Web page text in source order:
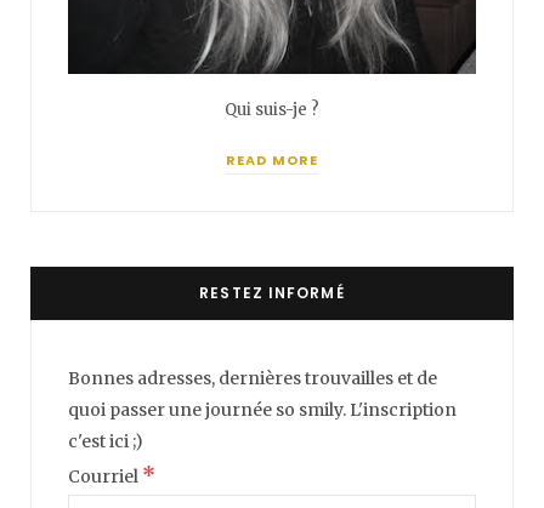
Qui suis-je ?
READ MORE
RESTEZ INFORMÉ
Bonnes adresses, dernières trouvailles et de
quoi passer une journée so smily. L'inscription
c'est ici ;)
Courriel *